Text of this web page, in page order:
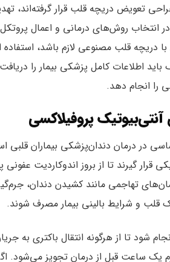
تعویض دریچه قلب قرار گرفته‌اند،
انتخاب روش‌های درمانی و اعمال
دریچه قلب مصنوعی لازم باشد، استفاده
اطلاعات کامل پزشکی بیمار را
را انجام دهد.
پروفیلاکسی
در درمان دندان‌پزشکی بیماران قلبی
قرار گیرند تا از بروز اندوکاردیت
تهاجمی مانند کشیدن دندان،
قلب و شرایط بالینی بیمار مصرف شوند.
شود تا از هرگونه انتقال باکتری به
پیشگیری از عفونت، آموکسی‌سیلین با دوز ۲ گرم یک ساعت قبل از درمان